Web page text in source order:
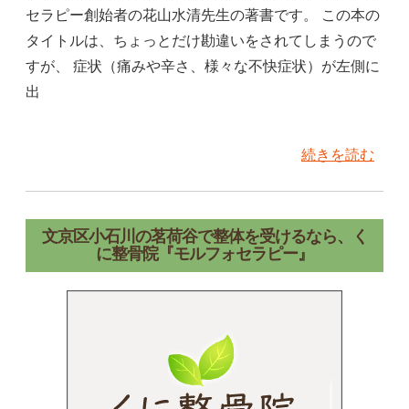
セラピー創始者の花山水清先生の著書です。 この本の
タイトルは、ちょっとだけ勘違いをされてしまうので
すが、 症状（痛みや辛さ、様々な不快症状）が左側に
出
続きを読む
文京区小石川の茗荷谷で整体を受けるなら、く
に整骨院『モルフォセラピー』